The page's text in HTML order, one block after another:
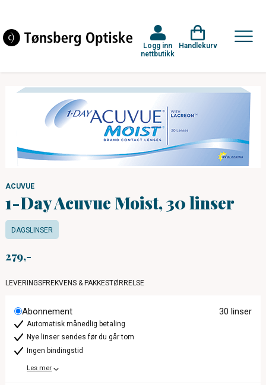
Logg inn
nettbutikk
Handlekurv
ACUVUE
1-Day Acuvue Moist, 30 linser
DAGSLINSER
279
LEVERINGSFREKVENS & PAKKESTØRRELSE
Abonnement 30 linser
Automatisk månedlig betaling
Nye linser sendes før du går tom
Ingen bindingstid
Les mer